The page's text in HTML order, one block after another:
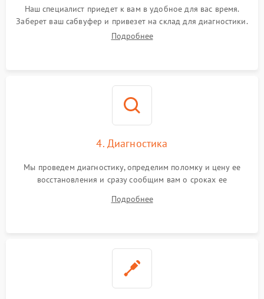
Наш специалист приедет к вам в удобное для вас время.
Заберет ваш сабвуфер и привезет на склад для диагностики.
Подробнее
4. Диагностика
Мы проведем диагностику, определим поломку и цену ее
восстановления и сразу сообщим вам о сроках ее
Подробнее